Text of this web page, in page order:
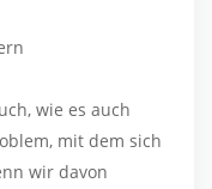
wie es auch
mit dem sich
wir davon